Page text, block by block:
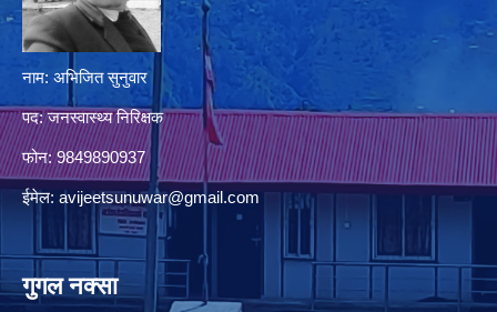
नाम: अभिजित सुनुवार
पद: जनस्वास्थ्य निरिक्षक
फोन: 9849890937
ईमेल: avijeetsunuwar@gmail.com
गुगल नक्सा